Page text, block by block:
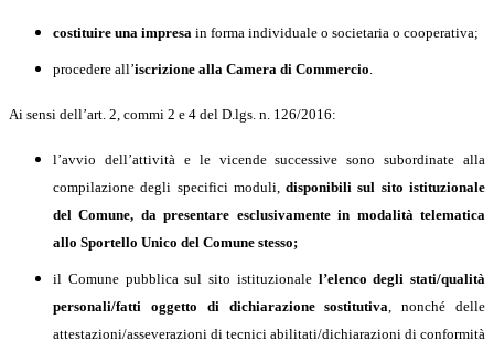
costituire una impresa in forma individuale o societaria o cooperativa;
procedere all’iscrizione alla Camera di Commercio
Ai sensi dell’art. 2, commi 2 e 4 del D.lgs. n. 126/2016:
l’avvio dell’attività e le vicende successive sono subordinate alla
compilazione degli specifici moduli,disponibili sul sito istituzionale
del Comune, da presentare esclusivamente in modalità telematica
allo Sportello Unico del Comune stesso;
il Comune pubblica sul sito istituzionale l’elenco degli stati/qualità
personali/fatti oggetto di dichiarazione sostitutiva , nonché delle
attestazioni/asseverazioni di tecnici abilitati/dichiarazioni di conformità